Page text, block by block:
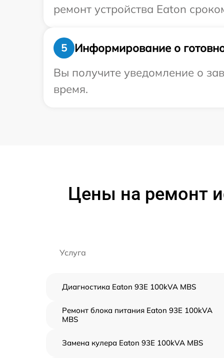
ремонт устройства Eaton
5
Информирование о
Вы получите уведомление о
время.
Цены на ремонт
Услуга
Диагностика Eaton 93E 100kVA MBS
Ремонт блока питания Eaton 93E 100kVA
MBS
Замена кулера Eaton 93E 100kVA MBS